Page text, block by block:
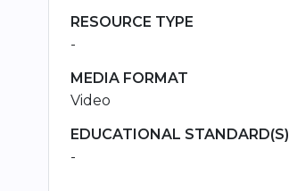
RESOURCE TYPE
-
MEDIA FORMAT
Video
EDUCATIONAL STANDARD(S)
-